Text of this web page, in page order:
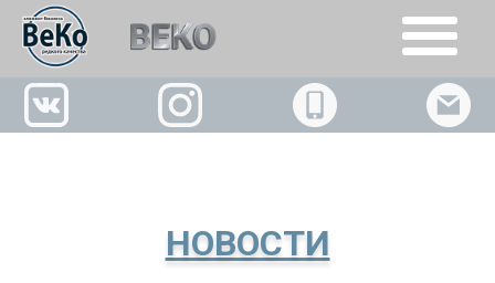
+7(926)509-02-63
НОВОСТИ